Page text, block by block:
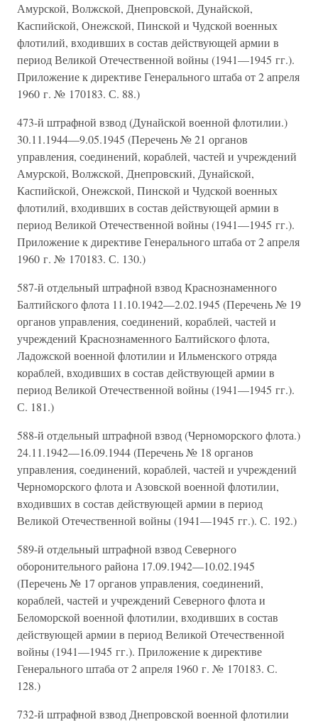
Амурской, Волжской, Днепровской, Дунайской,
Каспийской, Онежской, Пинской и Чудской военных
флотилий, входивших в состав действующей армии в
период Великой Отечественной войны (1941—1945 гг.).
Приложение к директиве Генерального штаба от 2 апреля
1960 г. № 170183. С. 88.)
473-й штрафной взвод (Дунайской военной флотилии.)
30.11.1944—9.05.1945 (Перечень № 21 органов
управления, соединений, кораблей, частей и учреждений
Амурской, Волжской, Днепровский, Дунайской,
Каспийской, Онежской, Пинской и Чудской военных
флотилий, входивших в состав действующей армии в
период Великой Отечественной войны (1941—1945 гг.).
Приложение к директиве Генерального штаба от 2 апреля
1960 г. № 170183. С. 130.)
587-й отдельный штрафной взвод Краснознаменного
Балтийского флота 11.10.1942—2.02.1945 (Перечень № 19
органов управления, соединений, кораблей, частей и
учреждений Краснознаменного Балтийского флота,
Ладожской военной флотилии и Ильменского отряда
кораблей, входивших в состав действующей армии в
период Великой Отечественной войны (1941—1945 гг.).
С. 181.)
588-й отдельный штрафной взвод (Черноморского флота.)
24.11.1942—16.09.1944 (Перечень № 18 органов
управления, соединений, кораблей, частей и учреждений
Черноморского флота и Азовской военной флотилии,
входивших в состав действующей армии в период
Великой Отечественной войны (1941—1945 гг.). С. 192.)
589-й отдельный штрафной взвод Северного
оборонительного района 17.09.1942—10.02.1945
(Перечень № 17 органов управления, соединений,
кораблей, частей и учреждений Северного флота и
Беломорской военной флотилии, входивших в состав
действующей армии в период Великой Отечественной
войны (1941—1945 гг.). Приложение к директиве
Генерального штаба от 2 апреля 1960 г. № 170183. С.
128.)
732-й штрафной взвод Днепровской военной флотилии